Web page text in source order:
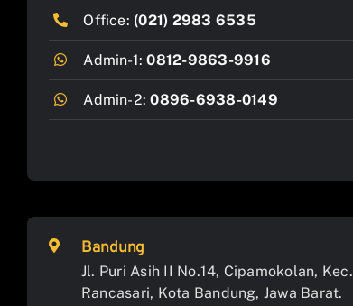
Office: (021) 2983 6535
Admin-1:0812-9863-9916
Admin-2:0896-6938-0149
Bandung
Jl. Puri Asih II No.14, Cipamokolan, Kec.
Rancasari, Kota Bandung, Jawa Barat.